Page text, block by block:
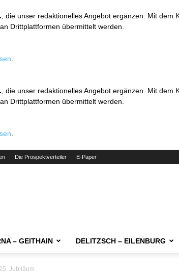
, die unser redaktionelles Angebot ergänzen. Mit
Drittplattformen übermittelt werden.
, die unser redaktionelles Angebot ergänzen. Mit
Drittplattformen übermittelt werden.
Die Prospektverteiler E-Paper
– GEITHAIN DELITZSCH – EILENBURG
Jubiläum